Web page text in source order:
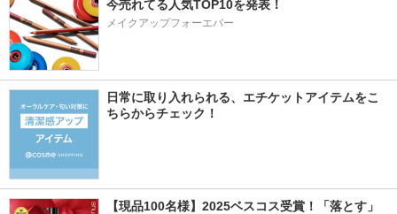
今売れてる人気TOP10を発表！
メイクアップフォーエバー
日常に取り入れられる、エチケットアイテムをこ
ちらからチェック！
【現品100名様】2025ベスコス受賞！「落とす」